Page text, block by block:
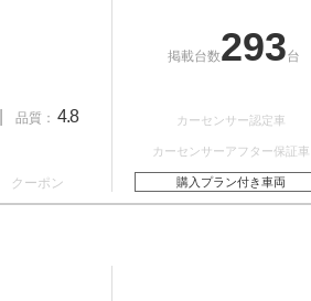
品質： 4.8
クーポン
掲載台数293台
カーセンサー認定車
カーセンサーアフター保証車
購入プラン付き車両